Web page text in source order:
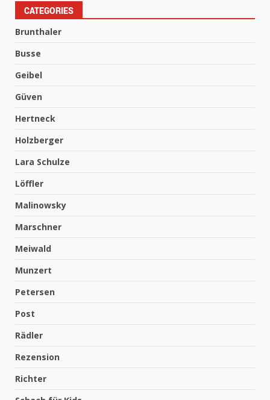
CATEGORIES
Brunthaler
Busse
Geibel
Güven
Hertneck
Holzberger
Lara Schulze
Löffler
Malinowsky
Marschner
Meiwald
Munzert
Petersen
Post
Rädler
Rezension
Richter